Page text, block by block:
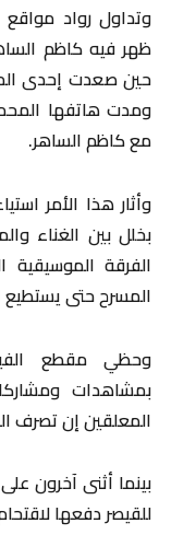
وتداول رواد
ظهر فيه كاظم
حين صعدت إحدى
ومدت هاتفها
مع كاظم الساهر.
وأثار هذا الأمر
بخلل بين الغناء
الفرقة
المسرح حتى يستطيع
وحظي مقطع
بمشاهدات
المعلقين إن تصرف
بينما أثنى آخرون
للقيصر دفعها